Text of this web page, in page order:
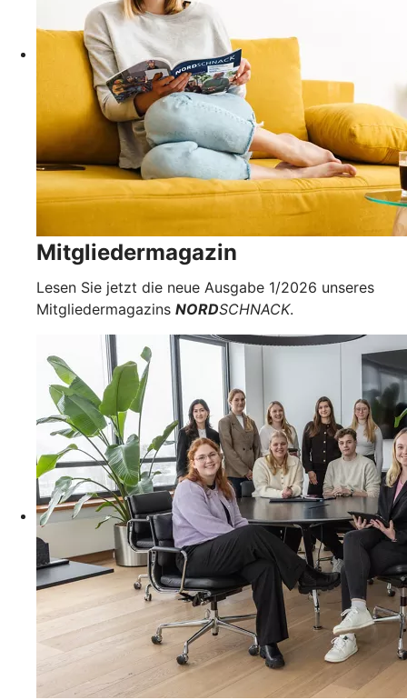
Mitgliedermagazin
Lesen Sie jetzt die neue Ausgabe 1/2026 unseres
Mitgliedermagazins NORDSCHNACK.